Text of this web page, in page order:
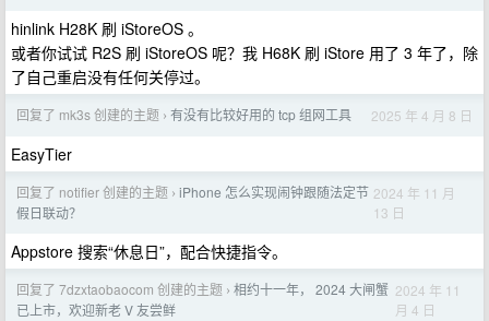
hinlink H28K 刷 iStoreOS 。
或者你试试 R2S 刷 iStoreOS 呢？我 H68K 刷 iStore 用了 3 年了，除
了自己重启没有任何关停过。
回复了 mk3s 创建的主题 › 有没有比较好用的 tcp 组网工具 2025 年 4 月 8 日
EasyTier
回复了 notifier 创建的主题 › iPhone 怎么实现闹钟跟随法定节
假日联动？
2024 年 11 月
13 日
Appstore 搜索“休息日”，配合快捷指令。
回复了 7dzxtaobaocom 创建的主题 › 相约十一年， 2024 大闸蟹
已上市，欢迎新老 V 友尝鲜
2024 年 11
月 4 日